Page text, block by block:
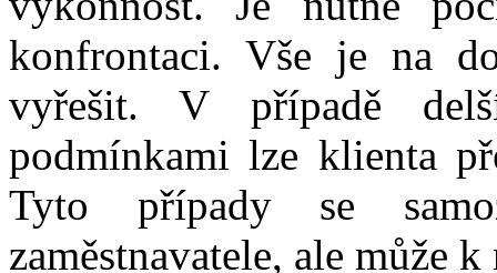
konfrontaci. Vše je na
vyřešit. V případě
podmínkami lze klienta
Tyto případy se
zaměstnavatele, ale může